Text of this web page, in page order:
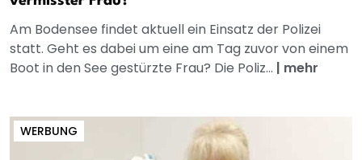
Am Bodensee findet aktuell ein Einsatz der Polizei
statt. Geht es dabei um eine am Tag zuvor von einem
Boot in den See gestürzte Frau? Die Poliz... | mehr
WERBUNG